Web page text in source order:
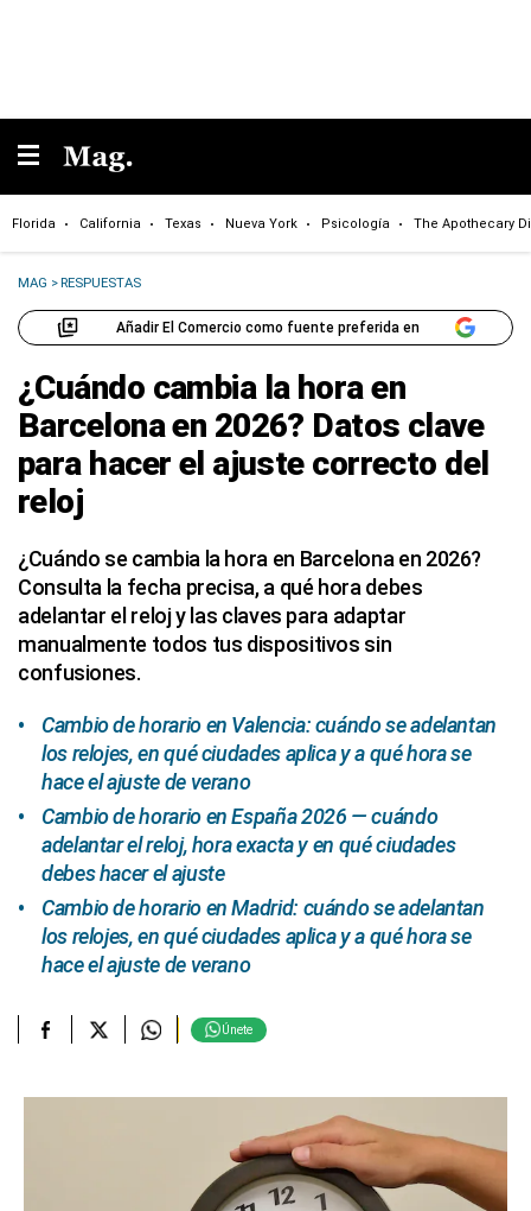
Florida California Texas Nueva York Psicología The Apothecary
MAG >RESPUESTAS
Añadir El Comercio como fuente preferida en
¿Cuándo cambia la hora en
Barcelona en 2026? Datos clave
para hacer el ajuste correcto del
reloj
¿Cuándo se cambia la hora en Barcelona en 2026?
Consulta la fecha precisa, a qué hora debes
adelantar el reloj y las claves para adaptar
manualmente todos tus dispositivos sin
confusiones.
Cambio de horario en Valencia: cuándo se adelantan
los relojes, en qué ciudades aplica y a qué hora se
hace el ajuste de verano
Cambio de horario en España 2026 — cuándo
adelantar el reloj, hora exacta y en qué ciudades
debes hacer el ajuste
Cambio de horario en Madrid: cuándo se adelantan
los relojes, en qué ciudades aplica y a qué hora se
hace el ajuste de verano
Únete